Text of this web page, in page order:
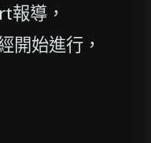
報導，
開始進行，